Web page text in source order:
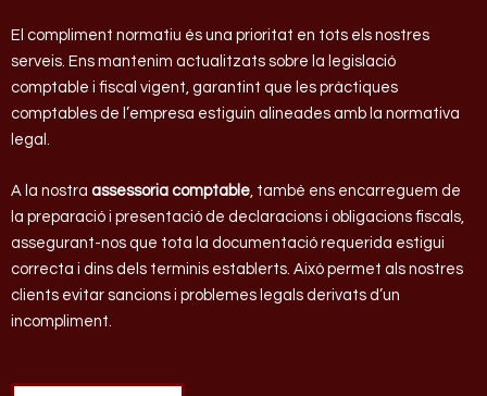
El compliment normatiu és una prioritat en tots els nostres
serveis. Ens mantenim actualitzats sobre la legislació
comptable i fiscal vigent, garantint que les pràctiques
comptables de l’empresa estiguin alineades amb la normativa
legal.
A la nostra assessoria comptable, també ens encarreguem de
la preparació i presentació de declaracions i obligacions fiscals,
assegurant-nos que tota la documentació requerida estigui
correcta i dins dels terminis establerts. Això permet als nostres
clients evitar sancions i problemes legals derivats d’un
incompliment.